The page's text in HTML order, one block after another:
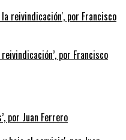
por Francisco
por Juan Ferrero